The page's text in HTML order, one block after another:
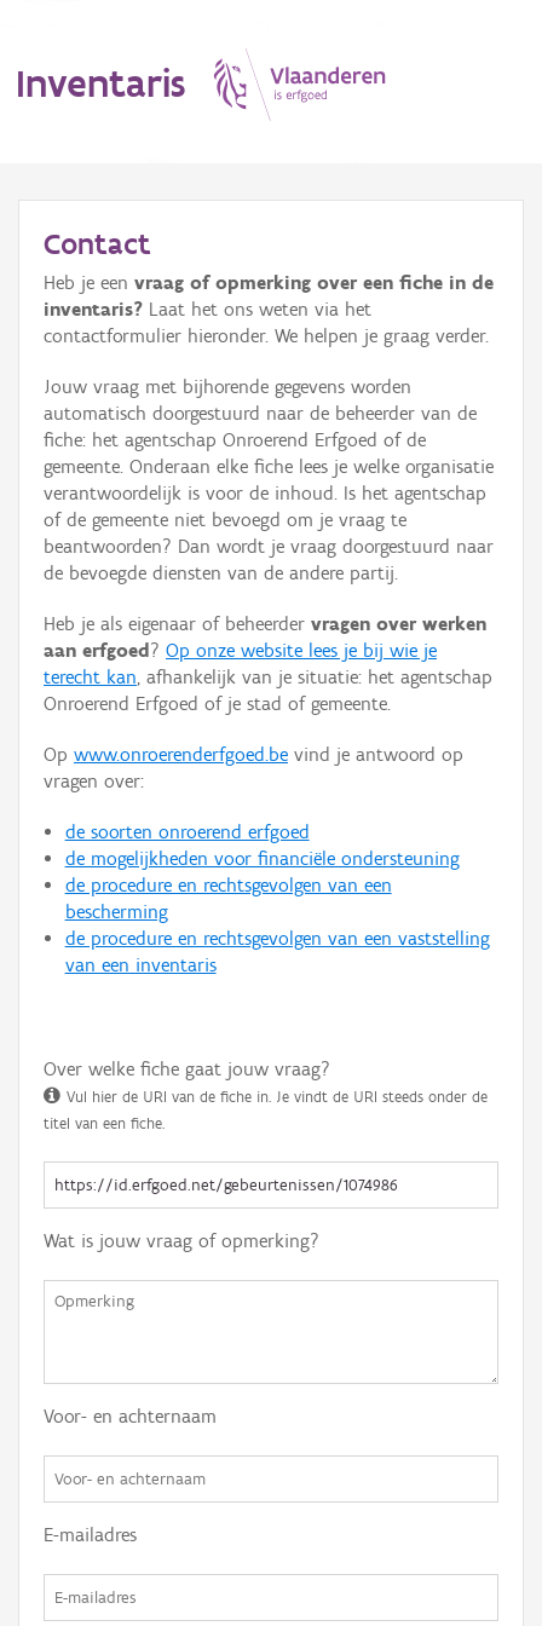
Inventaris
Erfgoedobject
Aanduidingsobject
Waarneming
Thema
Gebeurtenis
Persoon of collectief
Hergebruik
Aanmelden
Contact
Heb je een vraag of opmerking over een fiche in de
inventaris? Laat het ons weten via het
contactformulier hieronder. We helpen je graag verder.
Jouw vraag met bijhorende gegevens worden
automatisch doorgestuurd naar de beheerder van de
fiche: het agentschap Onroerend Erfgoed of de
gemeente. Onderaan elke fiche lees je welke organisatie
verantwoordelijk is voor de inhoud. Is het agentschap
of de gemeente niet bevoegd om je vraag te
beantwoorden? Dan wordt je vraag doorgestuurd naar
de bevoegde diensten van de andere partij.
Heb je als eigenaar of beheerder vragen over werken
aan erfgoed ? Op onze website lees je bij wie je
terecht kan, afhankelijk van je situatie: het agentschap
Onroerend Erfgoed of je stad of gemeente.
Op www.onroerenderfgoed.be vind je antwoord op
vragen over:
de soorten onroerend erfgoed
de mogelijkheden voor financiële ondersteuning
de procedure en rechtsgevolgen van een
bescherming
de procedure en rechtsgevolgen van een vaststelling
van een inventaris
Over welke fiche gaat jouw vraag?
Vul hier de URI van de fiche in. Je vindt de URI steeds onder de
titel van een fiche.
Wat is jouw vraag of opmerking?
Voor- en achternaam
E-mailadres